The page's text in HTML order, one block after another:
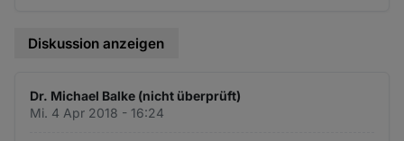
Diskussion anzeigen
Dr. Michael Balke (nicht überprüft)
Mi. 4 Apr 2018 - 16:24